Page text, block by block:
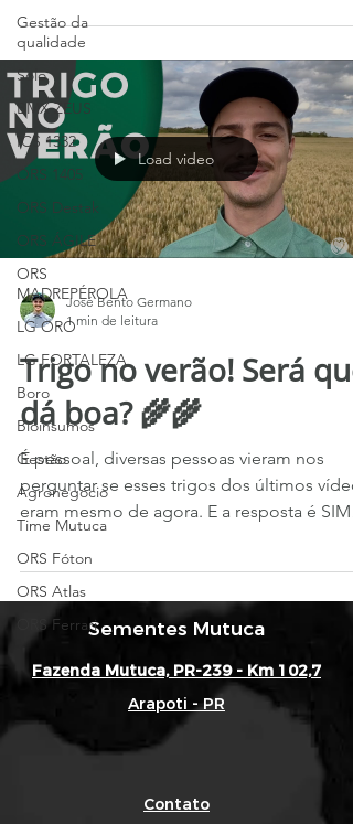
Gestão da
qualidade
Solo
BMX ZEUS
ICS 1332
ORS 1405
ORS Destak
ORS ÁGILE
ORS
MADREPÉROLA
LG ORO
LG FORTALEZA
Boro
Bioinsumos
Gestão
Agronegócio
Time Mutuca
ORS Fóton
ORS Atlas
ORS Ferrari
Load video
José Bento Germano
1 min de leitura
Trigo no verão! Será que
dá boa? 🌾🌾
É pessoal, diversas pessoas vieram nos
perguntar se esses trigos dos últimos
eram mesmo de agora. E a resposta é SIM!
Estamos...
Contato
Arapoti - PR
Fazenda Mutuca, PR-239 - Km 102,7
Sementes Mutuca